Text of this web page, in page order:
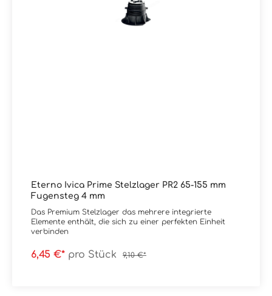
Eterno Ivica Prime Stelzlager PR2 65-155 mm
Fugensteg 4 mm
Das Premium Stelzlager das mehrere integrierte
Elemente enthält, die sich zu einer perfekten Einheit
verbinden
6,45 €* pro Stück 9,10 €*